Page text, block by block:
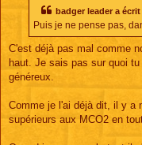
badger leader a écrit
Puis je ne pense pas,
C'est déjà pas mal comme
haut. Je sais pas sur quoi
généreux.
Comme je l'ai déjà dit, il y a
supérieurs aux MCO2 en